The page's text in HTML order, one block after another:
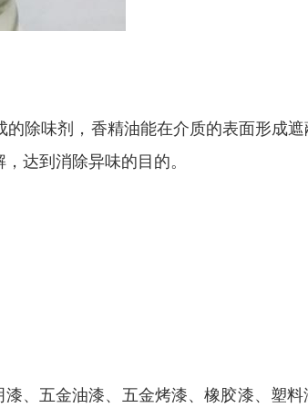
除味剂，香精油能在介质的表面形成
达到消除异味的目的。
、五金油漆、五金烤漆、橡胶漆、塑